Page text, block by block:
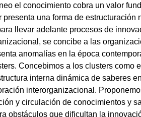
el conocimiento cobra un valor
una forma de estructuración
llevar adelante procesos de
se concibe a las
anomalías en la época
Concebimos a los clusters como
interna dinámica de saberes
interorganizacional.
y circulación de conocimientos y
obstáculos que dificultan la